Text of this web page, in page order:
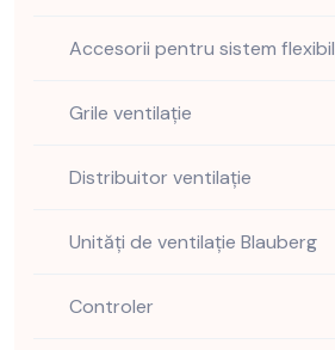
Accesorii pentru sistem flexibil
Grile ventilație
Distribuitor ventilație
Unități de ventilație Blauberg
Controler